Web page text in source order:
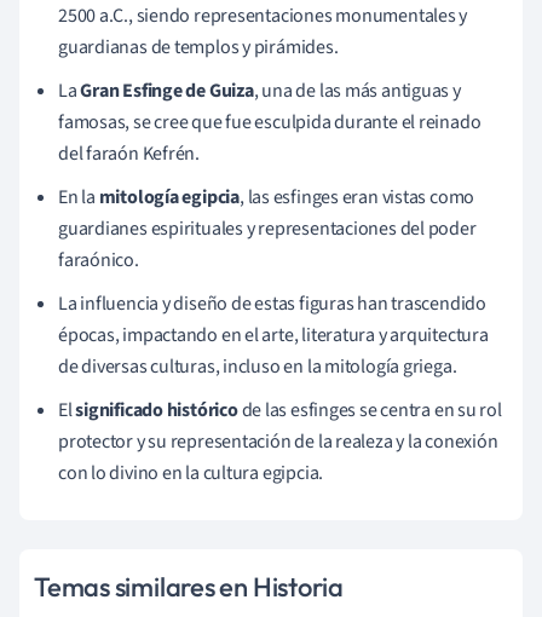
2500 a.C., siendo representaciones monumentales y
guardianas de templos y pirámides.
LaGran Esfinge de Guiza, una de las más antiguas y
famosas, se cree que fue esculpida durante el reinado
del faraón Kefrén.
En la mitología egipcia, las esfinges eran vistas como
guardianes espirituales y representaciones del poder
faraónico.
La influencia y diseño de estas figuras han trascendido
épocas, impactando en el arte, literatura y arquitectura
de diversas culturas, incluso en la mitología griega.
Elsignificado históricode las esfinges se centra en su rol
protector y su representación de la realeza y la conexión
con lo divino en la cultura egipcia.
Temas similares en Historia